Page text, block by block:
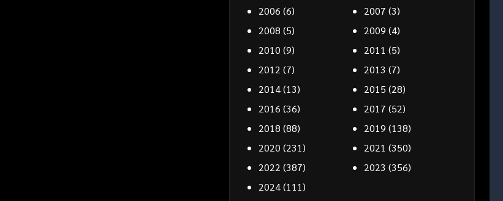
2006 (6) 2007 (3)
2008 (5) 2009 (4)
2010 (9) 2011 (5)
2012 (7) 2013 (7)
2014(13) 2015 (28)
2016 (36) 2017 (52)
2018 (88) 2019 (138)
2020 (231) 2021 (350)
2022 (387) 2023 (356)
2024(111)